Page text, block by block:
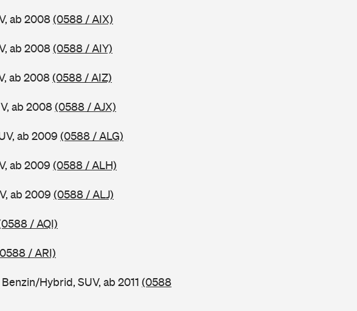
ab 2008(0588 / AIX)
ab 2008(0588 / AIY)
ab 2008(0588 / AIZ)
ab 2008(0588 / AJX)
ab 2009 (0588 / ALG)
ab 2009 (0588 / ALH)
ab 2009 (0588 / ALJ)
/ AQI)
/ ARI)
Hybrid, SUV, ab 2011 (0588